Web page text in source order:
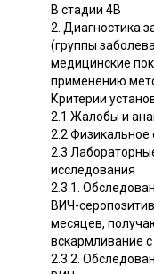
В стадии 4В
2. Диагностика
(группы
медицинские
применению
Критерии
2.1 Жалобы и
2.2 Физикальное
2.3
исследования
2.3.1.
ВИЧ-
месяцев,
вскармливание
2.3.2.